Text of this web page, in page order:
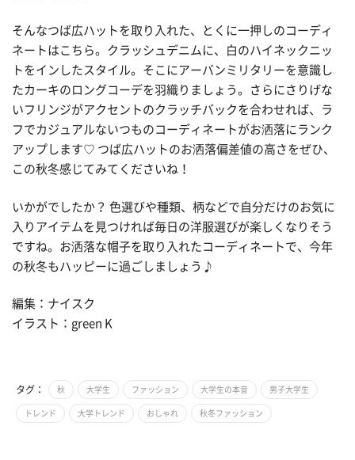
そんなつば広ハットを取り入れた、とくに一押しのコーディ
ネートはこちら。クラッシュデニムに、白のハイネックニッ
トをインしたスタイル。そこにアーバンミリタリーを意識し
たカーキのロングコーデを羽織りましょう。さらにさりげな
いフリンジがアクセントのクラッチバックを合わせれば、ラ
フでカジュアルないつものコーディネートがお洒落にランク
アップします♡ つば広ハットのお洒落偏差値の高さをぜひ、
この秋冬感じてみてくださいね！
いかがでしたか？ 色選びや種類、柄などで自分だけのお気に
入りアイテムを見つければ毎日の洋服選びが楽しくなりそう
ですね。お洒落な帽子を取り入れたコーディネートで、今年
の秋冬もハッピーに過ごしましょう♪
編集：ナイスク
イラスト：green K
タグ： 秋 大学生 ファッション 大学生の本音 男子大学生
トレンド 大学トレンド おしゃれ 秋冬ファッション